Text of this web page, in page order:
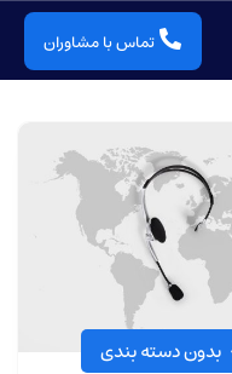
تماس با مشاوران
بدون دسته بندی